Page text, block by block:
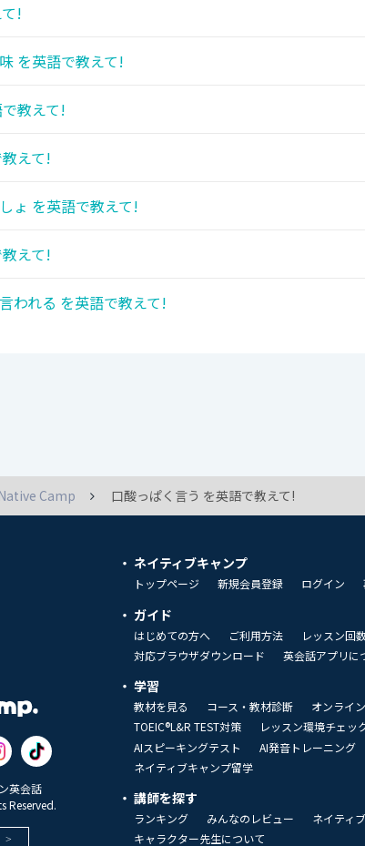
!
を英語で教えて!
教えて!
えて!
ょ を英語で教えて!
えて!
われる を英語で教えて!
Camp 口酸っぱく言う を英語で教えて!
英会話
Reserved.
ネイティブキャンプ
トップページ 新規会員登録 ログイン
ガイド
はじめての方へ ご利用方法 レッスン回
対応ブラウザダウンロード
英会話アプリに
学習
教材を見る コース・教材診断 オンライ
TOEIC®L&R TEST対策
レッスン環境チェッ
AIスピーキングテスト
AI発音トレーニング
ネイティブキャンプ留学
講師を探す
ランキング みんなのレビュー ネイティ
キャラクター先生について